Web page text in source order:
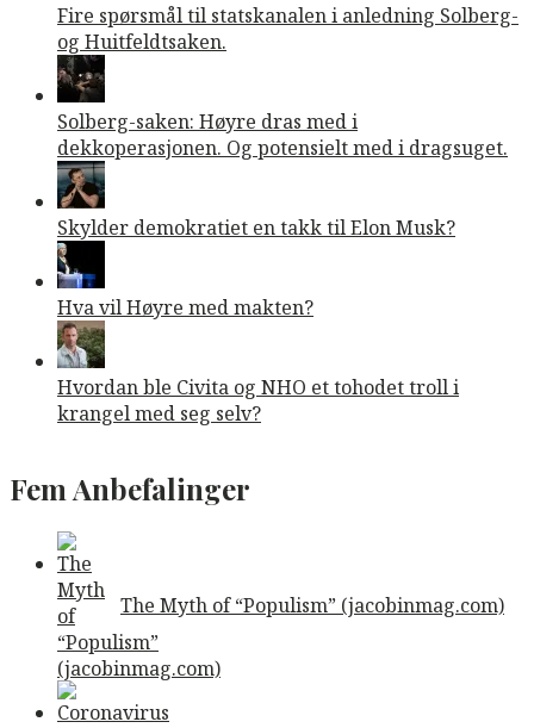
Fire spørsmål til statskanalen i anledning Solberg-
og Huitfeldtsaken.
Solberg-saken: Høyre dras med i
dekkoperasjonen. Og potensielt med i dragsuget.
Skylder demokratiet en takk til Elon Musk?
Hva vil Høyre med makten?
Hvordan ble Civita og NHO et tohodet troll i
krangel med seg selv?
Fem Anbefalinger
The Myth of “Populism” (jacobinmag.com)